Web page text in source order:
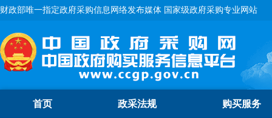
财政部唯一指定政府采购信息网络发布媒体 国家级政府采购专业网站
首页 政采法规 购买服务